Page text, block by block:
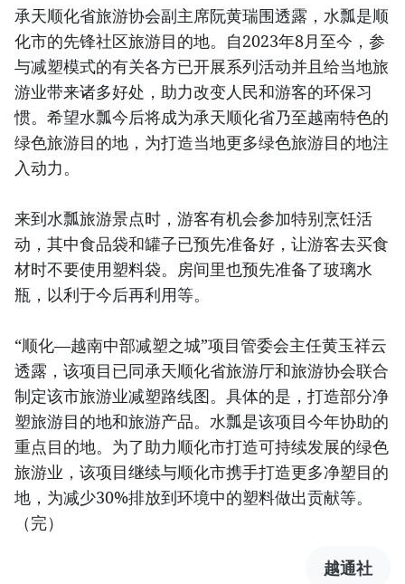
承天顺化省旅游协会副主席阮黄瑞围透露，水瓢是顺
化市的先锋社区旅游目的地。自2023年8月至今，参
与减塑模式的有关各方已开展系列活动并且给当地旅
游业带来诸多好处，助力改变人民和游客的环保习
惯。希望水瓢今后将成为承天顺化省乃至越南特色的
绿色旅游目的地，为打造当地更多绿色旅游目的地注
入动力。
来到水瓢旅游景点时，游客有机会参加特别烹饪活
动，其中食品袋和罐子已预先准备好，让游客去买食
材时不要使用塑料袋。房间里也预先准备了玻璃水
瓶，以利于今后再利用等。
“顺化—越南中部减塑之城”项目管委会主任黄玉祥云
透露，该项目已同承天顺化省旅游厅和旅游协会联合
制定该市旅游业减塑路线图。具体的是，打造部分净
塑旅游目的地和旅游产品。水瓢是该项目今年协助的
重点目的地。为了助力顺化市打造可持续发展的绿色
旅游业，该项目继续与顺化市携手打造更多净塑目的
地，为减少30%排放到环境中的塑料做出贡献等。
（完）
越通社